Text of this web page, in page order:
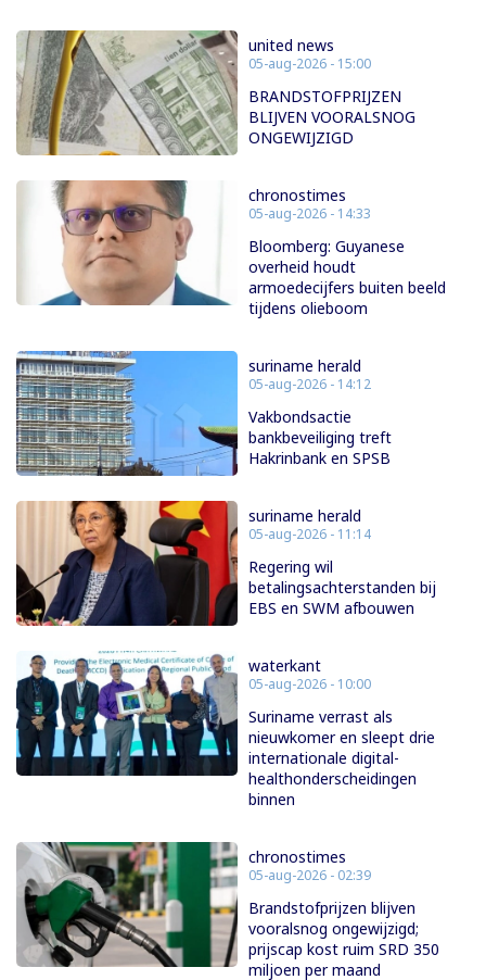
united news
05-aug-2026 - 15:00
BRANDSTOFPRIJZEN
BLIJVEN VOORALSNOG
ONGEWIJZIGD
chronostimes
05-aug-2026 - 14:33
Bloomberg: Guyanese
overheid houdt
armoedecijfers buiten beeld
tijdens olieboom
suriname herald
05-aug-2026 - 14:12
Vakbondsactie
bankbeveiliging treft
Hakrinbank en SPSB
suriname herald
05-aug-2026 - 11:14
Regering wil
betalingsachterstanden bij
EBS en SWM afbouwen
waterkant
05-aug-2026 - 10:00
Suriname verrast als
nieuwkomer en sleept drie
internationale digital-
healthonderscheidingen
binnen
chronostimes
05-aug-2026 - 02:39
Brandstofprijzen blijven
vooralsnog ongewijzigd;
prijscap kost ruim SRD 350
miljoen per maand